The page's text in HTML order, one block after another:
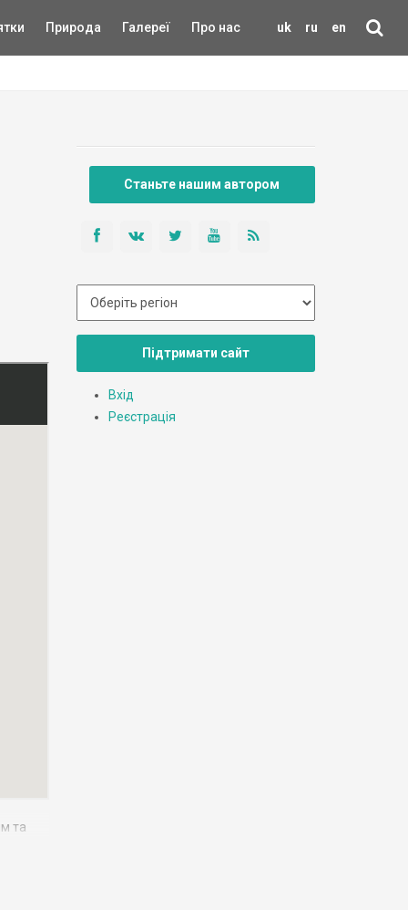
uk ru en
Природа Галереї Про нас
та
Станьте нашим автором
Підтримати сайт
Вхід
Реєстрація